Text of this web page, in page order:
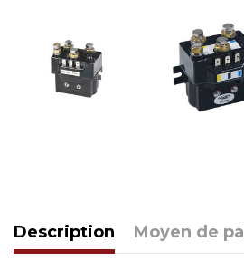
Description Moyen de